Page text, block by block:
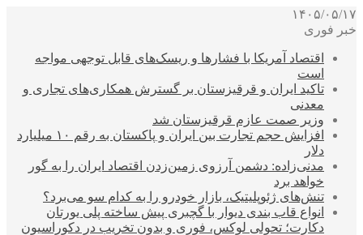
۱۴۰۵/۰۵/۱۷
خبر فوری
اقتصاد آمریکا با فشارها و ریسک‌های قابل توجهی مواجه
است
تاکید ایران و قرقیزستان بر گسترش همکاری‌های تجاری و
معدنی
وزیر صمت عازم قرقیزستان شد
افزایش حجم تجارت بین ایران و پاکستان به رقم ۱۰ میلیارد
دلار
مدنی‌زاده: دشمن آرزوی زمین‌زدن اقتصاد ایران را به گور
خواهد برد
تنش‌های ژئوپلیتیک، بازار خودرو را به کدام سو می‌برد؟
انواع قاب بندی دیوار با گچبری پیش ساخته پلی یورتان
دکارت؛ تحولی لوکس، فوری و بدون تخریب در دکوراسیون